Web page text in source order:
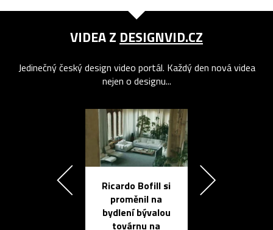
VIDEA Z DESIGNVID.CZ
Jedinečný český design video portál. Každý den nová videa
nejen o designu...
Ricardo Bofill si
proměnil na
bydlení bývalou
továrnu na